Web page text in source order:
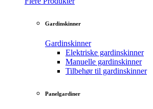
Gardinskinner
Gardinskinner
Elektriske gardinskinner
Manuelle gardinskinner
Tilbehør til gardinskinner
Panelgardiner